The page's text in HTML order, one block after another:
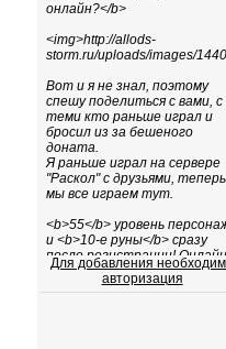
Для добавления
авторизация